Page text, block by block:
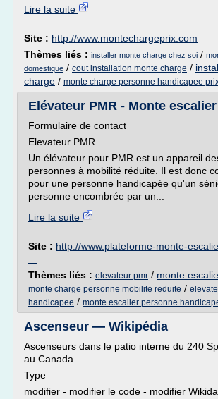
Lire la suite
Site : http://www.montechargeprix.com
Thèmes liés : installer monte charge chez soi /
domestique / cout installation monte charge /
charge / monte charge personne handicapee
Elévateur PMR - Monte escalier
Formulaire de contact
Elevateur PMR
Un élévateur pour PMR est un appareil
personnes à mobilité réduite. Il est donc
pour une personne handicapée qu'un
personne encombrée par un...
Lire la suite
Site : http://www.plateforme-monte-
Thèmes liés : elevateur pmr / monte
monte charge personne mobilite reduite /
handicapee / monte escalier personne
Ascenseur — Wikipédia
Ascenseurs dans le patio interne du 240
au Canada .
Type
modifier - modifier le code - modifier